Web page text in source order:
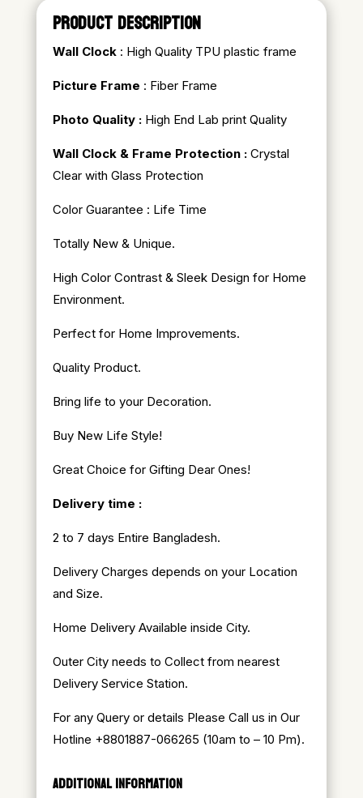
PRODUCT DESCRIPTION
Wall Clock: High Quality TPU plastic frame
Picture Frame : Fiber Frame
Photo Quality :High End Lab print Quality
Wall Clock & Frame Protection :Crystal
Clear with Glass Protection
Color Guarantee : Life Time
Totally New & Unique.
High Color Contrast & Sleek Design for Home
Environment.
Perfect for Home Improvements.
Quality Product.
Bring life to your Decoration.
Buy New Life Style!
Great Choice for Gifting Dear Ones!
Delivery time :
2 to 7 days Entire Bangladesh.
Delivery Charges depends on your Location
and Size.
Home Delivery Available inside City.
Outer City needs to Collect from nearest
Delivery Service Station.
For any Query or details Please Call us in Our
Hotline +8801887-066265 (10am to – 10 Pm).
ADDITIONAL INFORMATION